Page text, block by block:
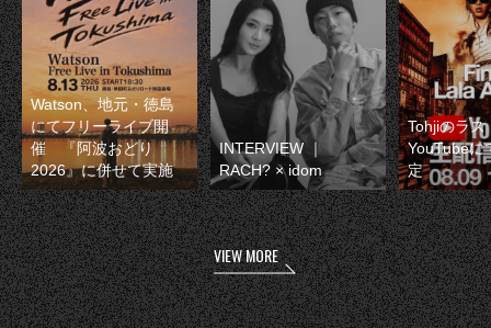
Watson、地元・徳島
にてフリーライブ開
催 『阿波おどり
2026』に併せて実施
INTERVIEW ｜
RACH? × idom
Tohjiのラス
YouTubeに
定
VIEW MORE